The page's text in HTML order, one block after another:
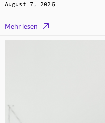
August 7, 2026
Mehr lesen 